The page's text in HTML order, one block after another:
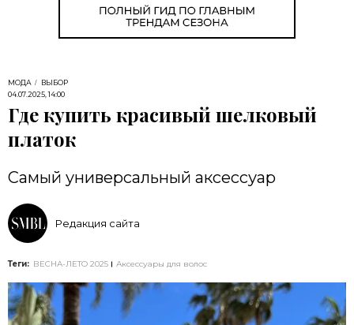
МОДА
ВЫБОР
04.07.2025, 14:00
Где купить красивый шелковый
платок
Самый универсальный аксессуар
Редакция сайта
Теги: ВЕСНА-ЛЕТО 2025 Аксессуары для волос